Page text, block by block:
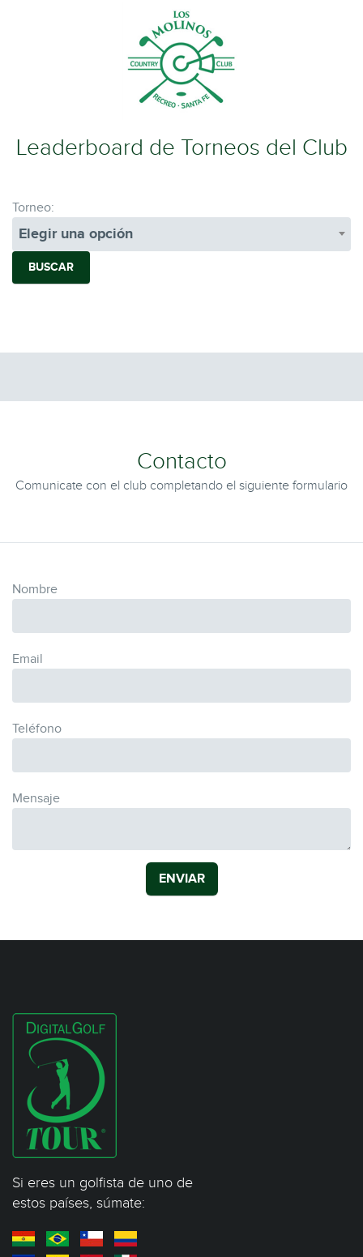
Leaderboard de Torneos del Club
Torneo:
Elegir una opción
BUSCAR
Contacto
Comunicate con el club completando el siguiente formulario
Nombre
Email
Teléfono
Mensaje
ENVIAR
Si eres un golfista de uno de
estos países, súmate: